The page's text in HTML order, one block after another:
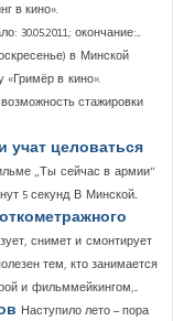
в кино».
30.05.2011; окончание:...
в Минской
«Гримёр в кино».
стажировки
учат целоваться
„Ты сейчас в армии“
5 секунд. В Минской...
снимет и смонтирует
тем, кто занимается
и фильммейкингом,...
Наступило лето – пора